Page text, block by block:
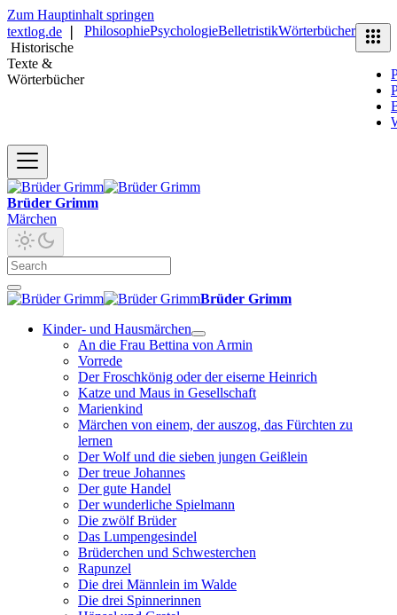
Zum Hauptinhalt springen
textlog.de
Historische
Texte &
Wörterbücher
PhilosophiePsychologieBelletristikWörterbücher
Brüder Grimm
Märchen
Brüder Grimm
Kinder- und Hausmärchen
An die Frau Bettina von Armin
Vorrede
Der Froschkönig oder der eiserne Heinrich
Katze und Maus in Gesellschaft
Marienkind
Märchen von einem, der auszog, das Fürchten zu
lernen
Der Wolf und die sieben jungen Geißlein
Der treue Johannes
Der gute Handel
Der wunderliche Spielmann
Die zwölf Brüder
Das Lumpengesindel
Brüderchen und Schwesterchen
Rapunzel
Die drei Männlein im Walde
Die drei Spinnerinnen